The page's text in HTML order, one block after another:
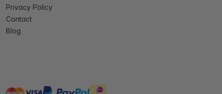
Privacy Policy
Contact
Blog
mastervisa paypal ideal